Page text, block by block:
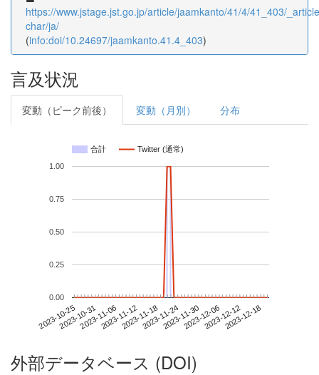
https://www.jstage.jst.go.jp/article/jaamkanto/41/4/41_403/
char/ja/
(info:doi/10.24697/jaamkanto.41.4_403)
言及状況
変動（ピーク前後） 変動（月別） 分布
合計 Twitter (通常)
2023-10-252023-10-312023-11-062023-11-122023-11-182023-11-242023-11-302023-12-062023-12-122023-12-18
0.00
0.25
0.50
0.75
1.00
外部データベース (DOI)